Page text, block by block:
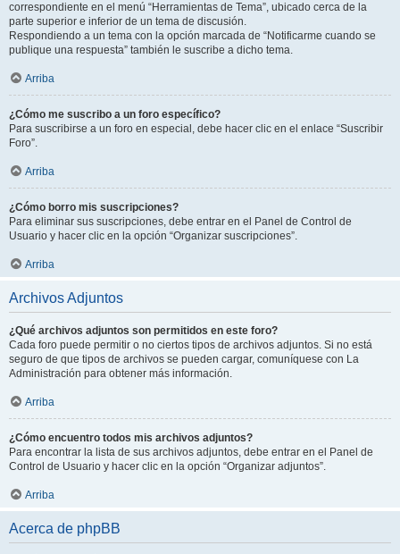
correspondiente en el menú “Herramientas de Tema”, ubicado cerca de la
parte superior e inferior de un tema de discusión.
Respondiendo a un tema con la opción marcada de “Notificarme cuando se
publique una respuesta” también le suscribe a dicho tema.
Arriba
¿Cómo me suscribo a un foro específico?
Para suscribirse a un foro en especial, debe hacer clic en el enlace “Suscribir
Foro”.
Arriba
¿Cómo borro mis suscripciones?
Para eliminar sus suscripciones, debe entrar en el Panel de Control de
Usuario y hacer clic en la opción “Organizar suscripciones”.
Arriba
Archivos Adjuntos
¿Qué archivos adjuntos son permitidos en este foro?
Cada foro puede permitir o no ciertos tipos de archivos adjuntos. Si no está
seguro de que tipos de archivos se pueden cargar, comuníquese con La
Administración para obtener más información.
Arriba
¿Cómo encuentro todos mis archivos adjuntos?
Para encontrar la lista de sus archivos adjuntos, debe entrar en el Panel de
Control de Usuario y hacer clic en la opción “Organizar adjuntos”.
Arriba
Acerca de phpBB